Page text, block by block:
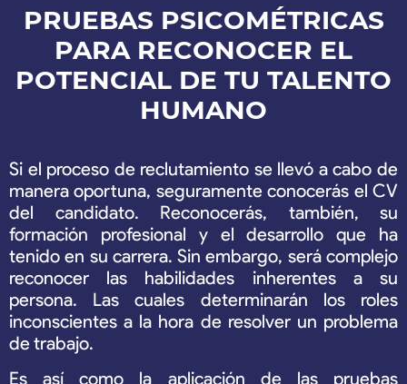
PRUEBAS PSICOMÉTRICAS
PARA RECONOCER EL
POTENCIAL DE TU TALENTO
HUMANO
Si el proceso de reclutamiento se llevó a cabo de
manera oportuna, seguramente conocerás el CV
del candidato. Reconocerás, también, su
formación profesional y el desarrollo que ha
tenido en su carrera. Sin embargo, será complejo
reconocer las habilidades inherentes a su
persona. Las cuales determinarán los roles
inconscientes a la hora de resolver un problema
de trabajo.
Es así como la aplicación de las pruebas